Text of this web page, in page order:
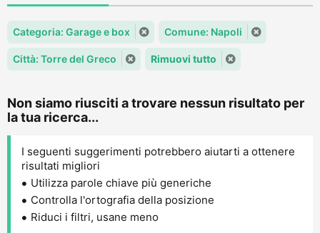
Categoria: Garage e box Comune: Napoli
Città: Torre del Greco Rimuovi tutto
Non siamo riusciti a trovare nessun risultato per
la tua ricerca...
I seguenti suggerimenti potrebbero aiutarti a ottenere
risultati migliori
Utilizza parole chiave più generiche
Controlla l'ortografia della posizione
Riduci i filtri, usane meno